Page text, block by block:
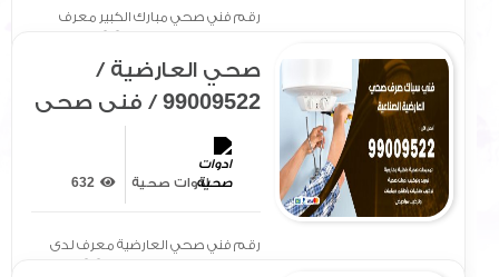
رقم فني صحي مبارك الكبير معرف
لدى الجميع بتوفير سيارة[ .. ]
صحي العارضية /
99009522 / فني صحي
/ سباك / ادوات صحية /
رقم صحي العارضية
ادوات صحية
رقم فني صحي العارضية معرف لدى
الجميع بتوفير سيارة مجهزة[ .. ]